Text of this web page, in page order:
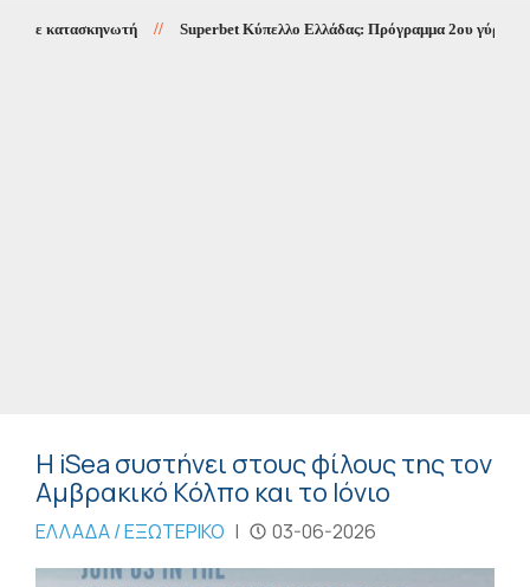
κατασκηνωτή // Superbet Κύπελλο Ελλάδας: Πρόγραμμα 2ου γύρου 1ης
Η iSea συστήνει στους φίλους της τον
Αμβρακικό Κόλπο και το Ιόνιο
ΕΛΛΑΔΑ / ΕΞΩΤΕΡΙΚΟ | 03-06-2026